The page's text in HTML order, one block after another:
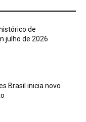
de
julho de 2026
Brasil inicia novo